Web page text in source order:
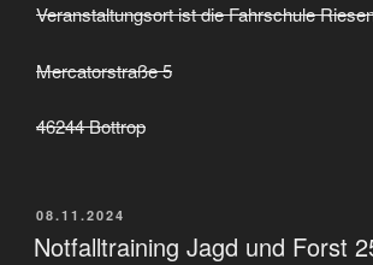
Veranstaltungsort ist die Fahrschule
Mercatorstraße 5
46244 Bottrop
VERÖFFENTLICHT
AM
08.11.2024
Notfalltraining Jagd und Forst